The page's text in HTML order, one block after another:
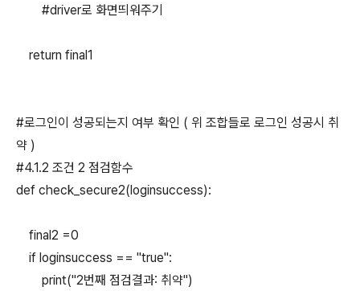
#driver로 화면띄워주기
return final1
#로그인이 성공되는지 여부 확인 ( 위 조합들로 로그인 성공시 취
약 )
#4.1.2 조건 2 점검함수
def check_secure2(loginsuccess):
final2 =0
if loginsuccess == "true":
print("2번째 점검결과: 취약")